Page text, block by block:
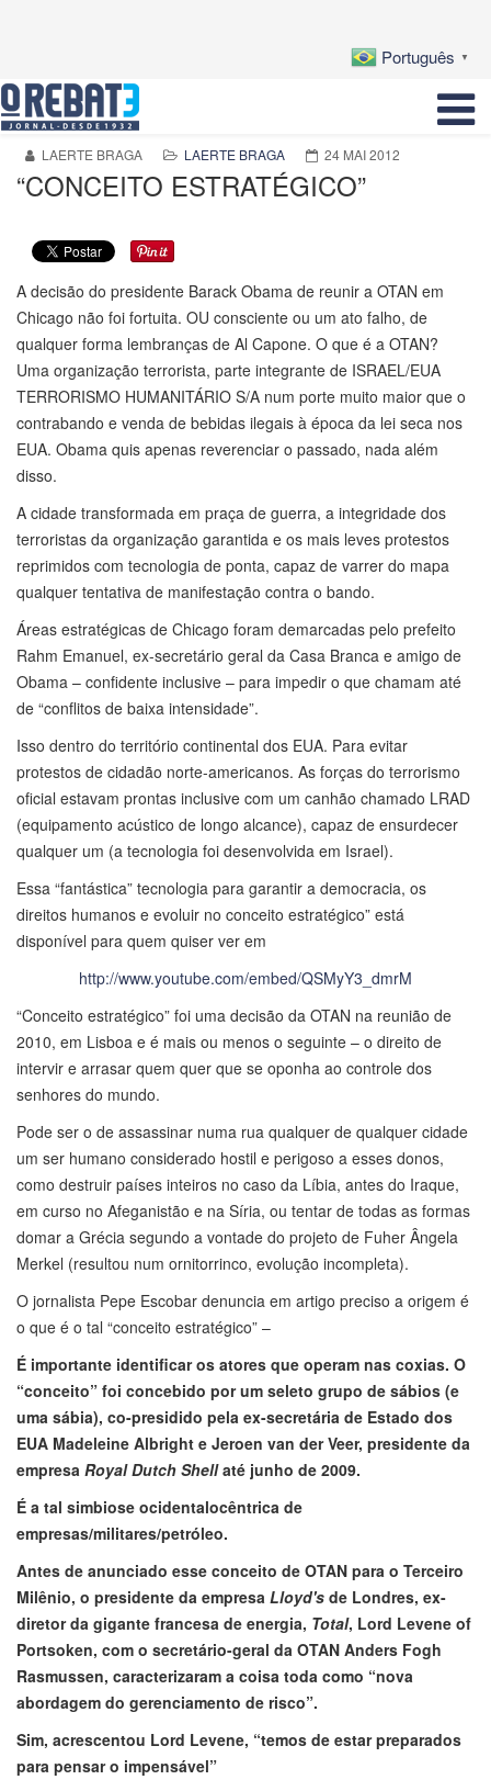
Português ▼
LAERTE BRAGA LAERTE BRAGA 24 MAI 2012
“CONCEITO ESTRATÉGICO”
A decisão do presidente Barack Obama de reunir a OTAN em
Chicago não foi fortuita. OU consciente ou um ato falho, de
qualquer forma lembranças de Al Capone. O que é a OTAN?
Uma organização terrorista, parte integrante de ISRAEL/EUA
TERRORISMO HUMANITÁRIO S/A num porte muito maior que o
contrabando e venda de bebidas ilegais à época da lei seca nos
EUA. Obama quis apenas reverenciar o passado, nada além
disso.
A cidade transformada em praça de guerra, a integridade dos
terroristas da organização garantida e os mais leves protestos
reprimidos com tecnologia de ponta, capaz de varrer do mapa
qualquer tentativa de manifestação contra o bando.
Áreas estratégicas de Chicago foram demarcadas pelo prefeito
Rahm Emanuel, ex-secretário geral da Casa Branca e amigo de
Obama – confidente inclusive – para impedir o que chamam até
de “conflitos de baixa intensidade”.
Isso dentro do território continental dos EUA. Para evitar
protestos de cidadão norte-americanos. As forças do terrorismo
oficial estavam prontas inclusive com um canhão chamado LRAD
(equipamento acústico de longo alcance), capaz de ensurdecer
qualquer um (a tecnologia foi desenvolvida em Israel).
Essa “fantástica” tecnologia para garantir a democracia, os
direitos humanos e evoluir no conceito estratégico” está
disponível para quem quiser ver em
http://www.youtube.com/embed/QSMyY3_dmrM
“Conceito estratégico” foi uma decisão da OTAN na reunião de
2010, em Lisboa e é mais ou menos o seguinte – o direito de
intervir e arrasar quem quer que se oponha ao controle dos
senhores do mundo.
Pode ser o de assassinar numa rua qualquer de qualquer cidade
um ser humano considerado hostil e perigoso a esses donos,
como destruir países inteiros no caso da Líbia, antes do Iraque,
em curso no Afeganistão e na Síria, ou tentar de todas as formas
domar a Grécia segundo a vontade do projeto de Fuher Ângela
Merkel (resultou num ornitorrinco, evolução incompleta).
O jornalista Pepe Escobar denuncia em artigo preciso a origem é
o que é o tal “conceito estratégico” –
É importante identificar os atores que operam nas coxias. O
“conceito” foi concebido por um seleto grupo de sábios (e
uma sábia), co-presidido pela ex-secretária de Estado dos
EUA Madeleine Albright e Jeroen van der Veer, presidente da
empresa Royal Dutch Shellaté junho de 2009.
É a tal simbiose ocidentalocêntrica de
empresas/militares/petróleo.
Antes de anunciado esse conceito de OTAN para o Terceiro
Milênio, o presidente da empresa Lloyd's de Londres, ex-
diretor da gigante francesa de energia, Total, Lord Levene of
Portsoken, com o secretário-geral da OTAN Anders Fogh
Rasmussen, caracterizaram a coisa toda como “nova
abordagem do gerenciamento de risco”.
Sim, acrescentou Lord Levene, “temos de estar preparados
para pensar o impensável”